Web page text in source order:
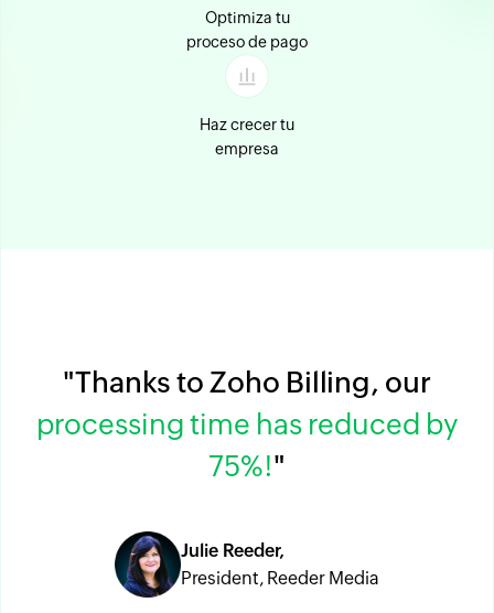
Optimiza tu
proceso de pago
Haz crecer tu
empresa
"Thanks to Zoho Billing, our
processing time has reduced by
75%!"
Julie Reeder,
President, Reeder Media